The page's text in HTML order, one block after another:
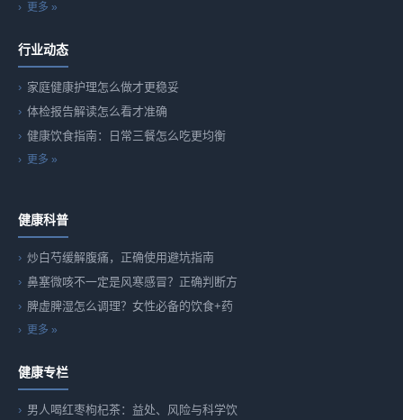
更多 »
行业动态
家庭健康护理怎么做才更稳妥
体检报告解读怎么看才准确
健康饮食指南：日常三餐怎么吃更均衡
更多 »
健康科普
炒白芍缓解腹痛，正确使用避坑指南
鼻塞微咳不一定是风寒感冒？正确判断方
脾虚脾湿怎么调理？女性必备的饮食+药
更多 »
健康专栏
男人喝红枣枸杞茶：益处、风险与科学饮